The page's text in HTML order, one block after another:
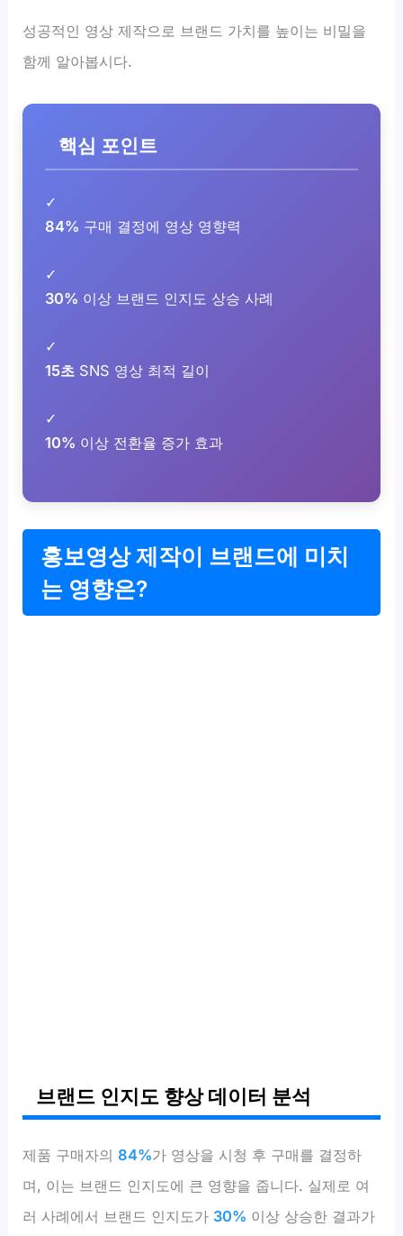
성공적인 영상 제작으로 브랜드 가치를 높이는 비밀을
함께 알아봅시다.
핵심 포인트
✓
84% 구매 결정에 영상 영향력
✓
30% 이상 브랜드 인지도 상승 사례
✓
15초 SNS 영상 최적 길이
✓
10% 이상 전환율 증가 효과
홍보영상 제작이 브랜드에 미치
는 영향은?
브랜드 인지도 향상 데이터 분석
제품 구매자의84%가 영상을 시청 후 구매를 결정하
며, 이는 브랜드 인지도에 큰 영향을 줍니다. 실제로 여
러 사례에서 브랜드 인지도가 30% 이상 상승한 결과가